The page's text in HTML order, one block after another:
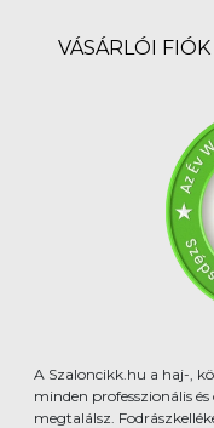
VÁSÁRLÓI FIÓK
A Szaloncikk.hu a haj-,
minden professzionális
megtalálsz.